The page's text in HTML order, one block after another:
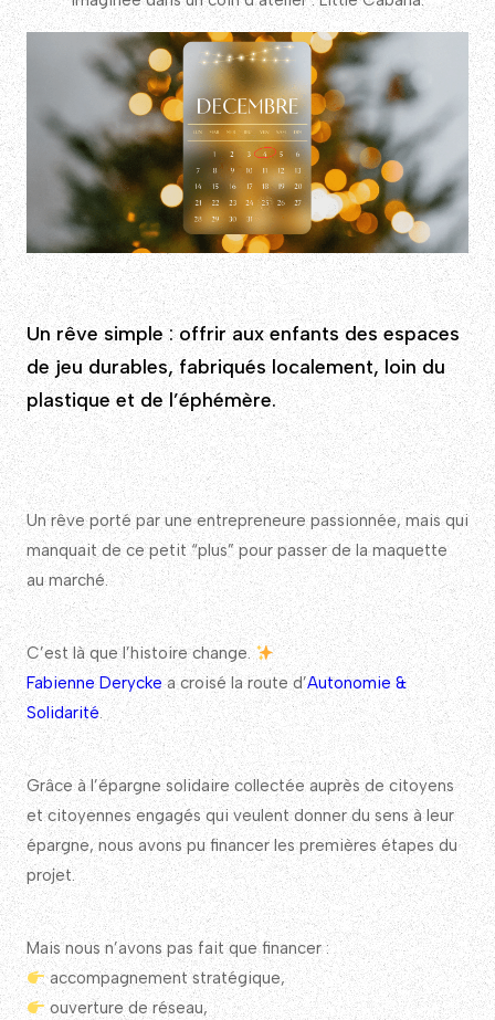
Un rêve simple : offrir aux enfants des espaces
de jeu durables, fabriqués localement, loin du
plastique et de l’éphémère.
Un rêve porté par une entrepreneure passionnée, mais qui
manquait de ce petit “plus” pour passer de la maquette
au marché.
C’est là que l’histoire change.
Fabienne Deryckea croisé la route d’Autonomie &
Solidarité.
Grâce à l’épargne solidaire collectée auprès de citoyens
et citoyennes engagés qui veulent donner du sens à leur
épargne, nous avons pu financer les premières étapes du
projet.
Mais nous n’avons pas fait que financer :
accompagnement stratégique,
ouverture de réseau,